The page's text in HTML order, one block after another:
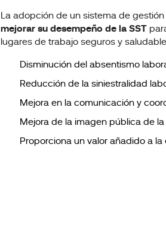
La adopción de un sistema de
mejorar su desempeño de la SST
lugares de trabajo seguros y
Disminución del absentismo
Reducción de la siniestralidad
Mejora en la comunicación y
Mejora de la imagen pública de
Proporciona un valor añadido a